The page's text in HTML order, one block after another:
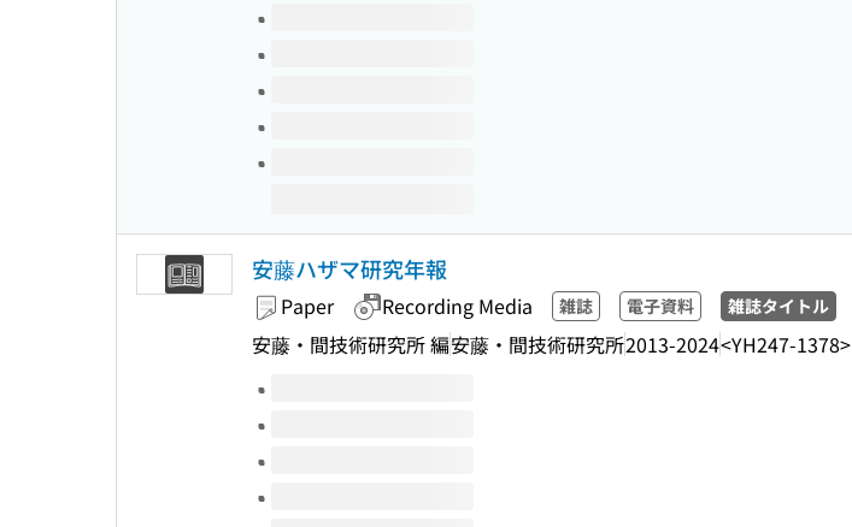
Volumes of this title
安藤ハザマ研究年報
Paper Recording Media 雑誌 電子資料 雑誌タイトル
安藤・間技術研究所 編安藤・間技術研究所2013-2024<YH247-1378>
Volumes of this title